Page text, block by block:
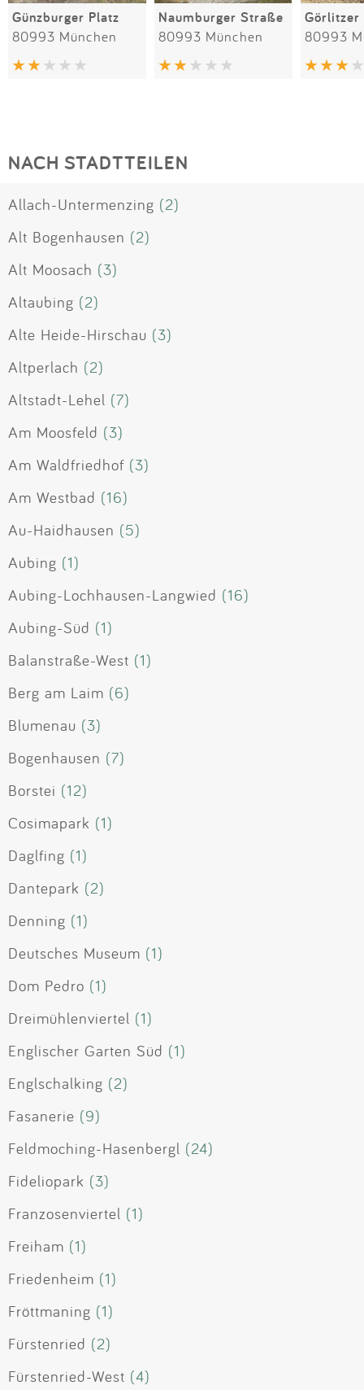
Günzburger Platz
80993 München
Naumburger Straße
80993 München
Görlitzer
80993
NACH STADTTEILEN
Allach-Untermenzing (2)
Alt Bogenhausen (2)
Alt Moosach (3)
Altaubing (2)
Alte Heide-Hirschau (3)
Altperlach (2)
Altstadt-Lehel (7)
Am Moosfeld (3)
Am Waldfriedhof (3)
Am Westbad (16)
Au-Haidhausen (5)
Aubing (1)
Aubing-Lochhausen-Langwied (16)
Aubing-Süd (1)
Balanstraße-West (1)
Berg am Laim (6)
Blumenau (3)
Bogenhausen (7)
Borstei (12)
Cosimapark (1)
Daglfing (1)
Dantepark (2)
Denning (1)
Deutsches Museum (1)
Dom Pedro (1)
Dreimühlenviertel (1)
Englischer Garten Süd (1)
Englschalking (2)
Fasanerie (9)
Feldmoching-Hasenbergl (24)
Fideliopark (3)
Franzosenviertel (1)
Freiham (1)
Friedenheim (1)
Fröttmaning (1)
Fürstenried (2)
Fürstenried-West (4)